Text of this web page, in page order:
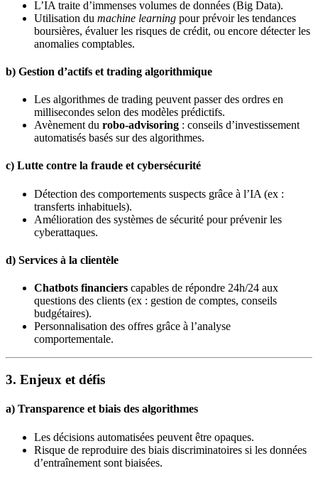
L’IA traite d’immenses volumes de données (Big Data).
Utilisation du machine learning pour prévoir les tendances
boursières, évaluer les risques de crédit, ou encore détecter les
anomalies comptables.
b) Gestion d’actifs et trading algorithmique
Les algorithmes de trading peuvent passer des ordres en
millisecondes selon des modèles prédictifs.
Avènement du robo-advisoring : conseils d’investissement
automatisés basés sur des algorithmes.
c) Lutte contre la fraude et cybersécurité
Détection des comportements suspects grâce à l’IA (ex :
transferts inhabituels).
Amélioration des systèmes de sécurité pour prévenir les
cyberattaques.
d) Services à la clientèle
Chatbots financiers capables de répondre 24h/24 aux
questions des clients (ex : gestion de comptes, conseils
budgétaires).
Personnalisation des offres grâce à l’analyse
comportementale.
3. Enjeux et défis
a) Transparence et biais des algorithmes
Les décisions automatisées peuvent être opaques.
Risque de reproduire des biais discriminatoires si les données
d’entraînement sont biaisées.